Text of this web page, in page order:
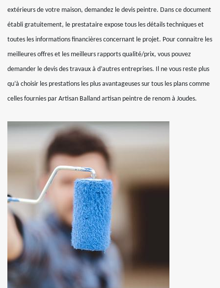
extérieurs de votre maison, demandez le devis peintre. Dans ce document
établi gratuitement, le prestataire expose tous les détails techniques et
toutes les informations financières concernant le projet. Pour connaitre les
meilleures offres et les meilleurs rapports qualité/prix, vous pouvez
demander le devis des travaux à d’autres entreprises. Il ne vous reste plus
qu’à choisir les prestations les plus avantageuses sur tous les plans comme
celles fournies par Artisan Balland artisan peintre de renom à Joudes.